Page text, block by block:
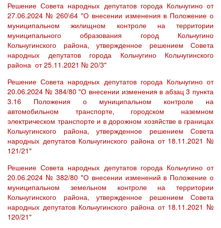
Решение Совета народных депутатов города Кольчугино от
27.06.2024 № 260\64 "О внесении изменения в Положение о
муниципальном жилищном контроле на территории
муниципального образования город Кольчугино
Кольчугинского района, утвержденное решением Совета
народных депутатов города Кольчугино Кольчугинского
района от 25.11.2021 № 20/3"
Решение Совета народных депутатов города Кольчугино от
20.06.2024 № 384/80 "О внесении изменения в абзац 3 пункта
3.16 Положения о муниципальном контроле на
автомобильном транспорте, городском наземном
электрическом транспорте и в дорожном хозяйстве в границах
Кольчугинского района, утвержденное решением Совета
народных депутатов Кольчугинского района от 18.11.2021 №
121/21"
Решение Совета народных депутатов города Кольчугино от
20.06.2024 № 382/80 "О внесении изменений в Положение о
муниципальном земельном контроле на территории
Кольчугинского района, утвержденное решением Совета
народных депутатов Кольчугинского района от 18.11.2021 №
120/21"